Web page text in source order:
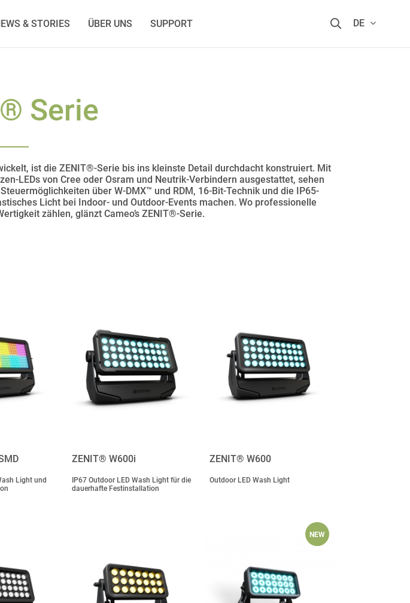
& STORIES ÜBER UNS SUPPORT DE
Serie
ist die ZENIT®-Serie bis ins kleinste Detail durchdacht konstruiert. Mit
LEDs von Cree oder Osram und Neutrik-Verbindern ausgestattet, sehen
über W-DMX™ und RDM, 16-Bit-Technik und die IP65-
Licht bei Indoor- und Outdoor-Events machen. Wo professionelle
zählen, glänzt Cameo’s ZENIT®-Serie.
Light und
ZENIT® W600i
IP67 Outdoor LED Wash Light für die
dauerhafte Festinstallation
ZENIT® W600
Outdoor LED Wash Light
NEW